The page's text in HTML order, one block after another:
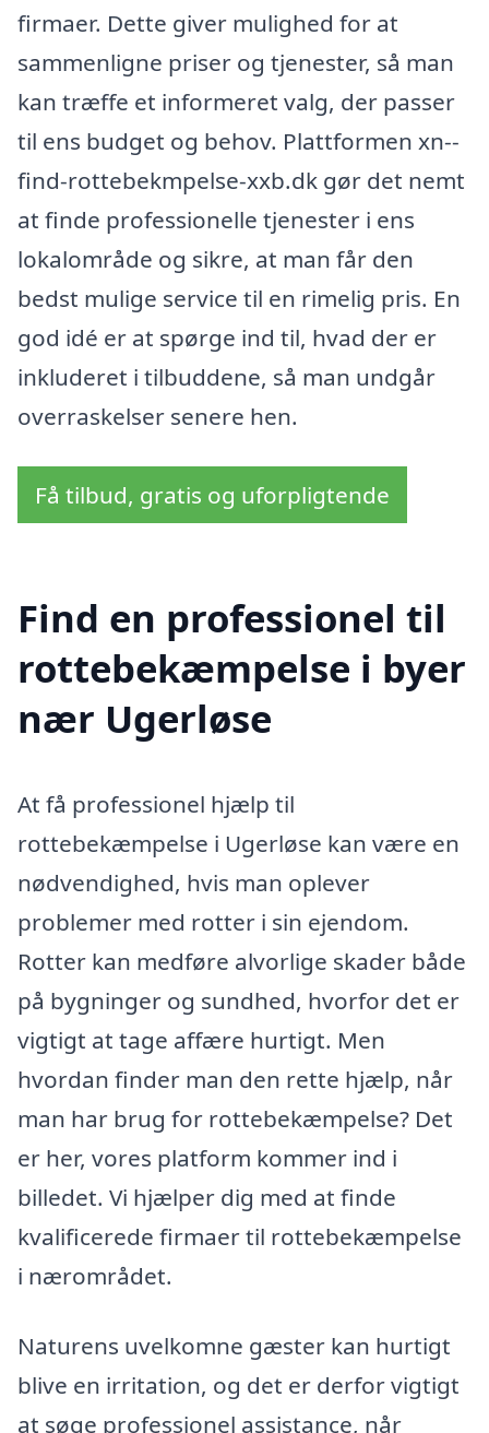
firmaer. Dette giver mulighed for at
sammenligne priser og tjenester, så man
kan træffe et informeret valg, der passer
til ens budget og behov. Plattformen xn--
find-rottebekmpelse-xxb.dk gør det nemt
at finde professionelle tjenester i ens
lokalområde og sikre, at man får den
bedst mulige service til en rimelig pris. En
god idé er at spørge ind til, hvad der er
inkluderet i tilbuddene, så man undgår
overraskelser senere hen.
Få tilbud, gratis og uforpligtende
Find en professionel til
rottebekæmpelse i byer
nær Ugerløse
At få professionel hjælp til
rottebekæmpelse i Ugerløse kan være en
nødvendighed, hvis man oplever
problemer med rotter i sin ejendom.
Rotter kan medføre alvorlige skader både
på bygninger og sundhed, hvorfor det er
vigtigt at tage affære hurtigt. Men
hvordan finder man den rette hjælp, når
man har brug for rottebekæmpelse? Det
er her, vores platform kommer ind i
billedet. Vi hjælper dig med at finde
kvalificerede firmaer til rottebekæmpelse
i nærområdet.
Naturens uvelkomne gæster kan hurtigt
blive en irritation, og det er derfor vigtigt
at søge professionel assistance, når